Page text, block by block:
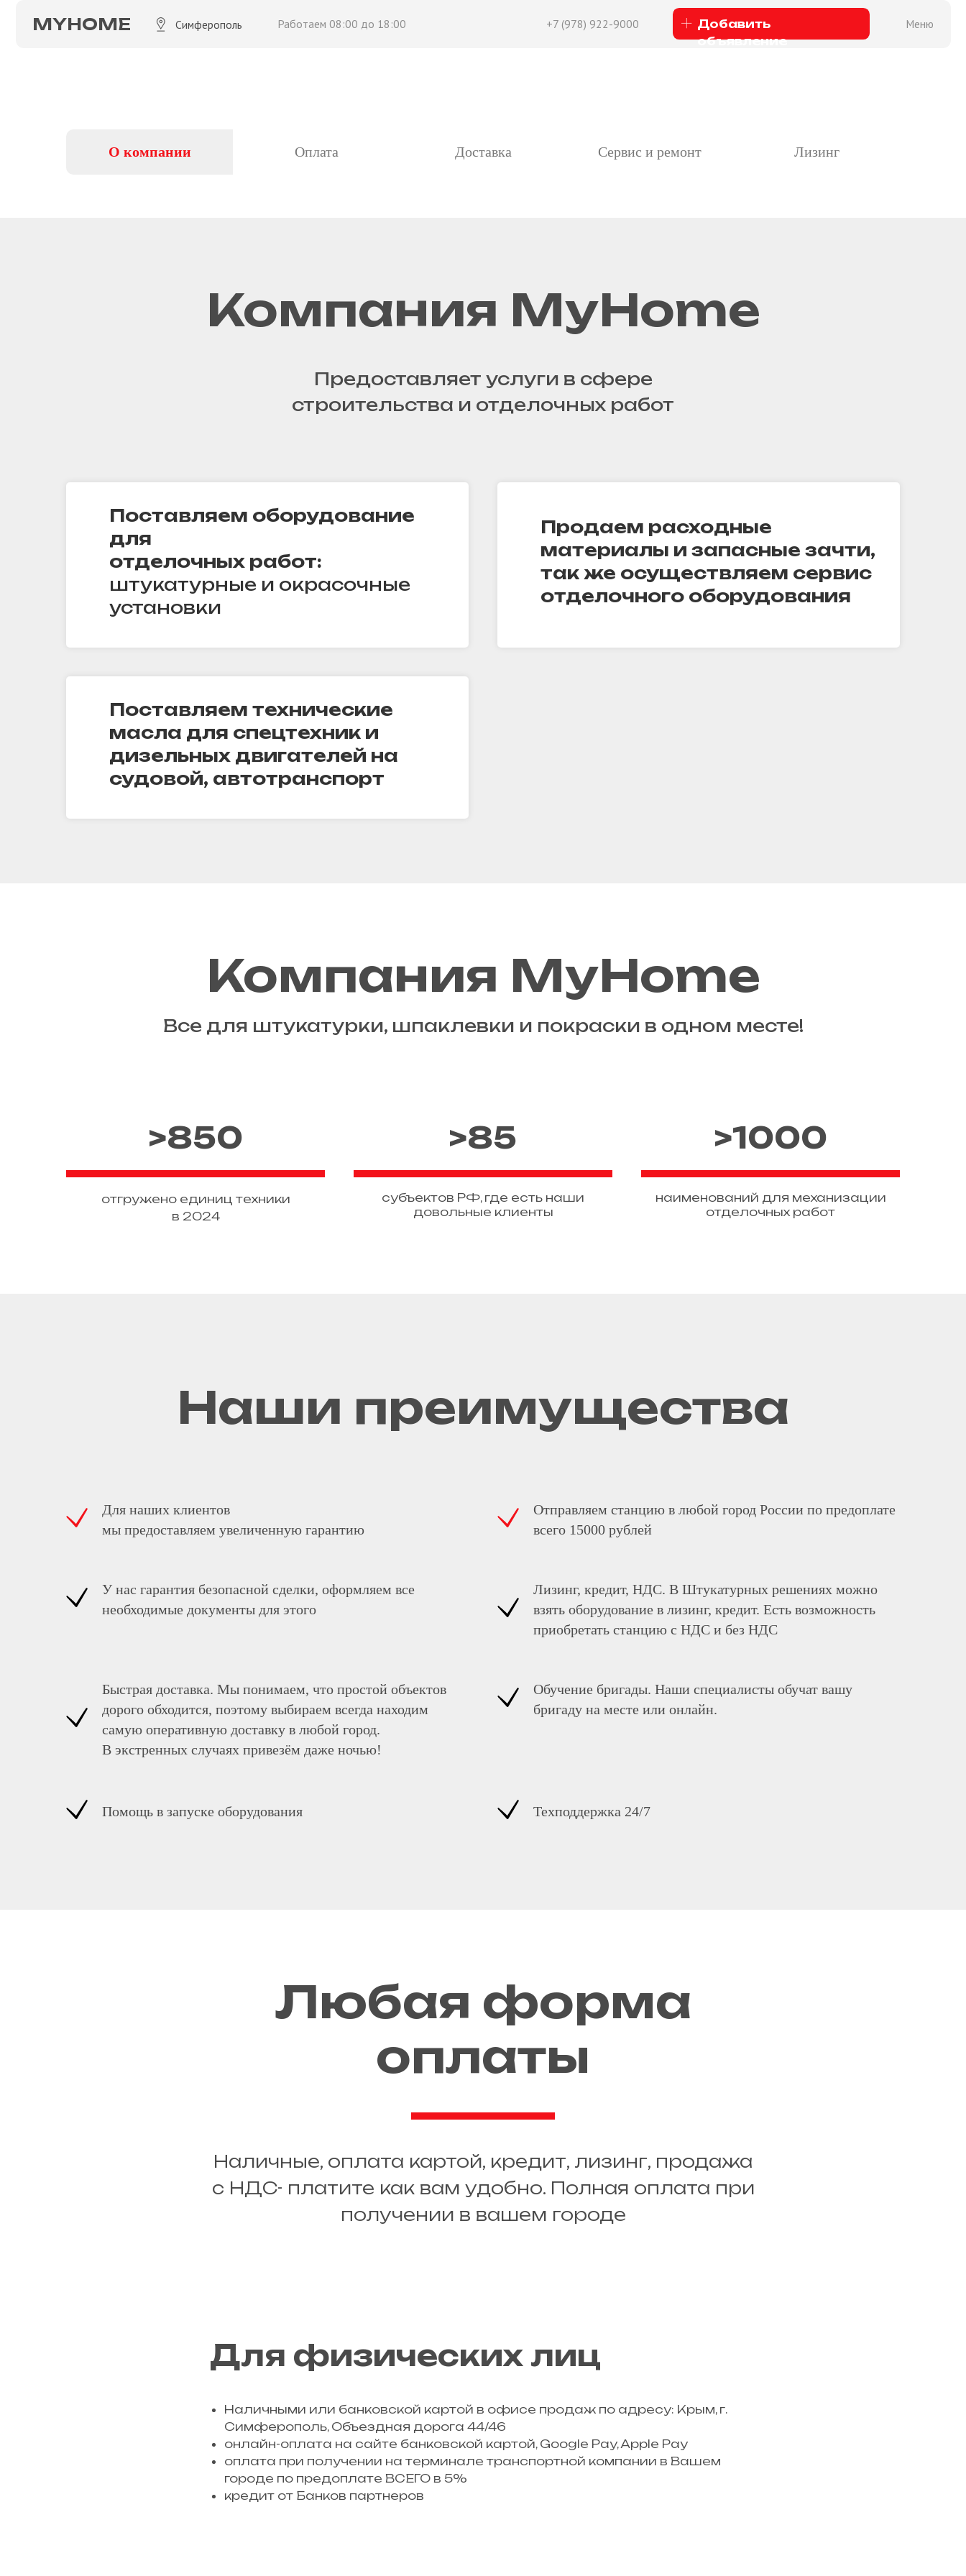
Добавить
объявление
MYHOME +7 (978) 922-9000
Работаем 08:00 до 18:00
Симферополь
О компании Оплата Доставка Сервис и ремонт Лизинг
Компания MyHome
Предоставляет услуги в сфере
строительства и отделочных работ
Поставляем оборудование
для
отделочных работ:
штукатурные и окрасочные
установки
Продаем расходные
материалы и запасные зачти,
так же осуществляем сервис
отделочного оборудования
Поставляем технические
масла для спецтехник и
дизельных двигателей на
судовой, автотранспорт
Компания MyHome
Все для штукатурки, шпаклевки и покраски в одном месте!
>850
отгружено единиц техники
в 2024
>85
cубъектов РФ, где есть наши
довольные клиенты
>1000
наименований для механизации
отделочных работ
Наши преимущества
Для наших клиентов
мы предоставляем увеличенную гарантию
Отправляем станцию в любой город России по предоплате
всего 15000 рублей
У нас гарантия безопасной сделки, оформляем все
необходимые документы для этого
Лизинг, кредит, НДС. В Штукатурных решениях можно
взять оборудование в лизинг, кредит. Есть возможность
приобретать станцию с НДС и без НДС
Быстрая доставка. Мы понимаем, что простой объектов
дорого обходится, поэтому выбираем всегда находим
самую оперативную доставку в любой город.
В экстренных случаях привезём даже ночью!
Обучение бригады. Наши специалисты обучат вашу
бригаду на месте или онлайн.
Помощь в запуске оборудования Техподдержка 24/7
Любая форма
оплаты
Наличные, оплата картой, кредит, лизинг, продажа
с НДС- платите как вам удобно. Полная оплата при
получении в вашем городе
Для физических лиц
Наличными или банковской картой в офисе продаж по адресу: Крым, г.
Симферополь, Объездная дорога 44/46
онлайн-оплата на сайте банковской картой, Google Pay, Apple Pay
оплата при получении на терминале транспортной компании в Вашем
городе по предоплате ВСЕГО в 5%
кредит от Банков партнеров